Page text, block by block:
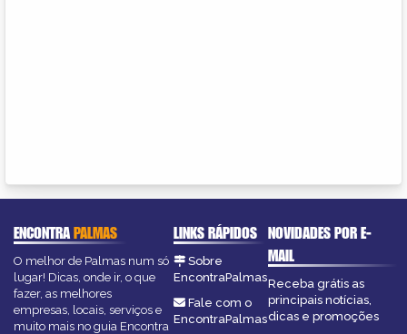
ENCONTRAPALMAS
O melhor de Palmas num só
lugar! Dicas, onde ir, o que
fazer, as melhores
empresas, locais, serviços e
muito mais no guia Encontra
LINKS RÁPIDOS
Sobre
EncontraPalmas
Fale com o
EncontraPalmas
NOVIDADES POR E-
MAIL
Receba grátis as
principais notícias,
dicas e promoções